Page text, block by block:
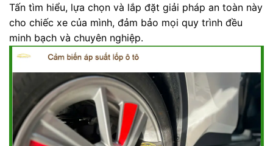
Tấn tìm hiểu, lựa chọn và lắp đặt giải pháp an toàn này
cho chiếc xe của mình, đảm bảo mọi quy trình đều
minh bạch và chuyên nghiệp.